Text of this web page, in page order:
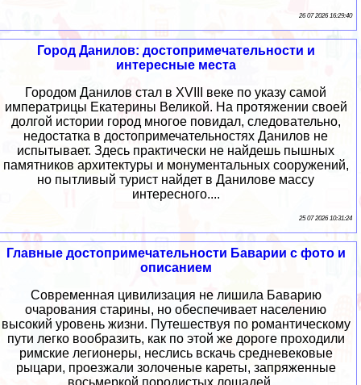
26 07 2026 16:29:40
Город Данилов: достопримечательности и
интересные места
Городом Данилов стал в XVIII веке по указу самой
императрицы Екатерины Великой. На протяжении своей
долгой истории город многое повидал, следовательно,
недостатка в достопримечательностях Данилов не
испытывает. Здесь практически не найдешь пышных
памятников архитектуры и монументальных сооружений,
но пытливый турист найдет в Данилове массу
интересного....
25 07 2026 10:31:24
Главные достопримечательности Баварии с фото и
описанием
Современная цивилизация не лишила Баварию
очарования старины, но обеспечивает населению
высокий уровень жизни. Путешествуя по романтическому
пути легко вообразить, как по этой же дороге проходили
римские легионеры, неслись вскачь средневековые
рыцари, проезжали золоченые кареты, запряженные
восьмеркой породистых лошадей....